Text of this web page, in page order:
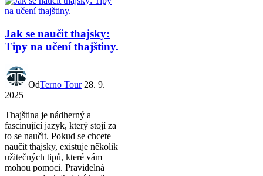
Jak se naučit thajsky:
Tipy na učení thajštiny.
OdTerno Tour 28. 9.
2025
Thajština je nádherný a
fascinující jazyk, který stojí za
to se naučit. Pokud se chcete
naučit thajsky, existuje několik
užitečných tipů, které vám
mohou pomoci. Pravidelná